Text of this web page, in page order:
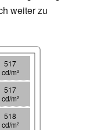
weiter zu
517
cd/m²
517
cd/m²
518
cd/m²